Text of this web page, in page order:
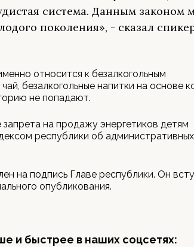
система. Данным законом
поколения», - сказал
относится к безалкогольным
безалкогольные напитки на основе
не попадают.
на продажу энергетиков детям
республики об административных
на подпись Главе республики. Он
опубликования.
и быстрее в наших соцсетях: